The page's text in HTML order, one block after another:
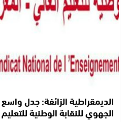
الديمقراطية الزائفة: جدل
الجهوي للنقابة الوطنية